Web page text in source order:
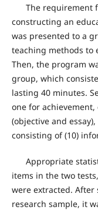
The requirement
constructing an
was presented to a
teaching methods to
Then, the program
group, which
lasting 40 minutes.
one for
(objective and
consisting of (10)
Appropriate
items in the two
were extracted.
research sample, it